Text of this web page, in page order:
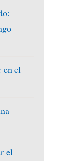
en el
el